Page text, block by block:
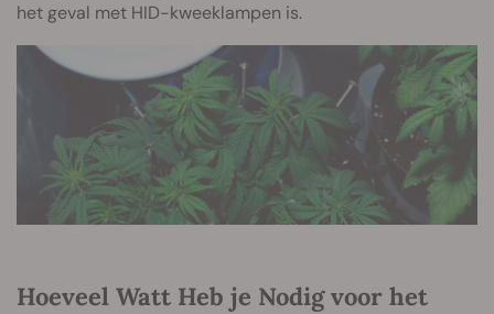
het geval met HID-kweeklampen is.
Hoeveel Watt Heb je Nodig voor het